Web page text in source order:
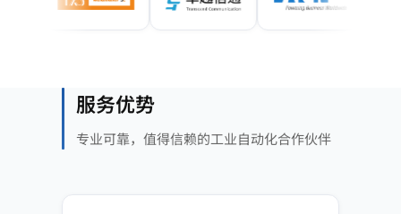
服务优势
专业可靠，值得信赖的工业自动化合作伙伴